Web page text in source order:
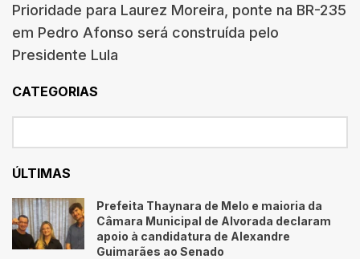
Prioridade para Laurez Moreira, ponte na BR-235
em Pedro Afonso será construída pelo
Presidente Lula
CATEGORIAS
ÚLTIMAS
Prefeita Thaynara de Melo e maioria da
Câmara Municipal de Alvorada declaram
apoio à candidatura de Alexandre
Guimarães ao Senado